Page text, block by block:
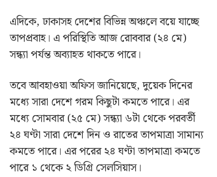
এদিকে, ঢাকাসহ দেশের বিভিন্ন অঞ্চলে বয়ে যাচ্ছে
তাপপ্রবাহ। এ পরিস্থিতি আজ রোববার (২৪ মে)
সন্ধ্যা পর্যন্ত অব্যাহত থাকতে পারে।
তবে আবহাওয়া অফিস জানিয়েছে, দুয়েক দিনের
মধ্যে সারা দেশে গরম কিছুটা কমতে পারে। এর
মধ্যে সোমবার (২৫ মে) সন্ধ্যা ৬টা থেকে পরবর্তী
২৪ ঘণ্টা সারা দেশে দিন ও রাতের তাপমাত্রা সামান্য
কমতে পারে। এর পরের ২৪ ঘণ্টা তাপমাত্রা কমতে
পারে ১ থেকে ২ ডিগ্রি সেলসিয়াস।